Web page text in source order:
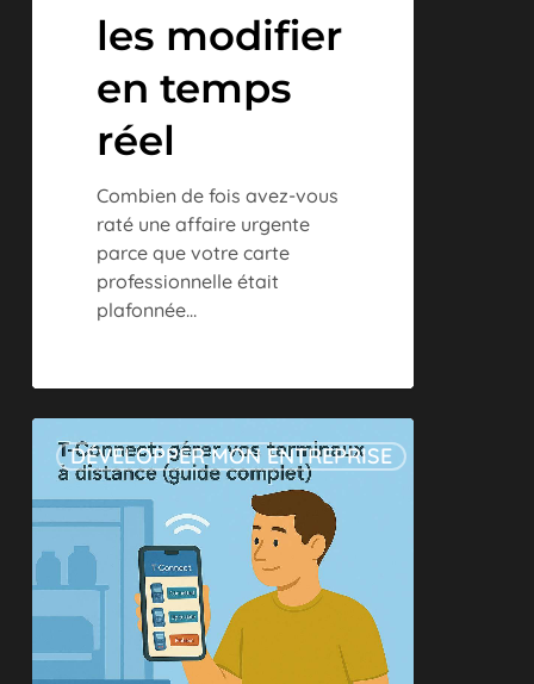
les modifier
en temps
réel
Combien de fois avez-vous
raté une affaire urgente
parce que votre carte
professionnelle était
plafonnée…
Connect
gérer
vos
distance
(guide
DÉVELOPPER MON ENTREPRISE